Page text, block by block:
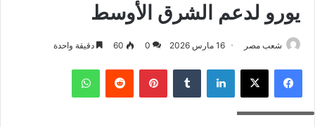
يورو لدعم الشرق الأوسط
شعب مصر 16 مارس 2026 0
60 دقيقة واحدة
فيسبوك ‫X لينكدإن بينتيريست واتساب